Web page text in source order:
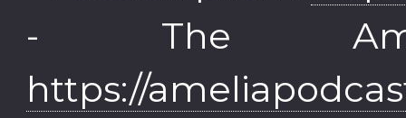
- The
https://